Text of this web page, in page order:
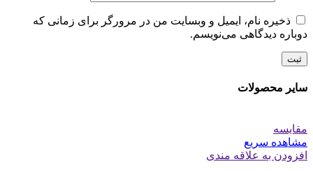
ذخیره نام، ایمیل و وبسایت من در مرورگر برای زمانی که
دوباره دیدگاهی می‌نویسم.
سایر محصولات
مقایسه
مشاهده سریع
افزودن به علاقه مندی